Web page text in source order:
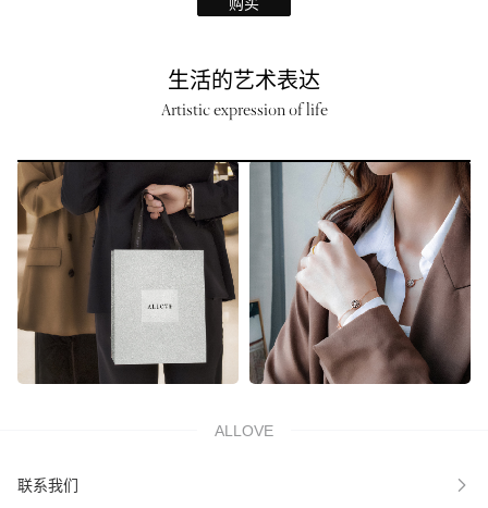
生活的艺术表达
Artistic expression of life
ALLOVE
联系我们